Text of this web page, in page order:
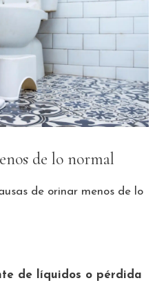
de lo normal
de orinar menos de lo
de líquidos o pérdida